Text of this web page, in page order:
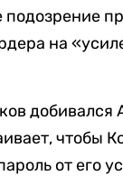
на
чтобы
от его